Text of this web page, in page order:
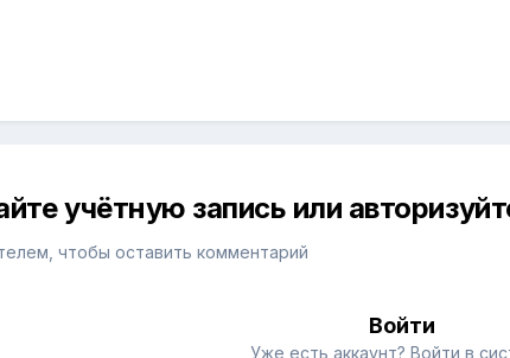
учётную запись или
чтобы оставить комментарий
Войти
Уже есть аккаунт? Войти в